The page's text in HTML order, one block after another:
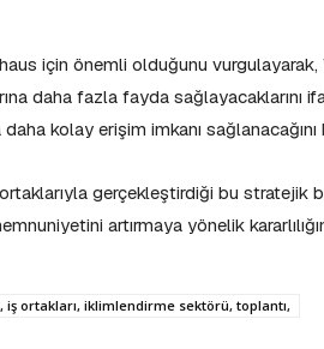
için önemli olduğunu
daha fazla fayda sağlayacaklarını
daha kolay erişim imkanı
gerçekleştirdiği bu stratejik
artırmaya yönelik
iş ortakları, iklimlendirme sektörü, toplantı,